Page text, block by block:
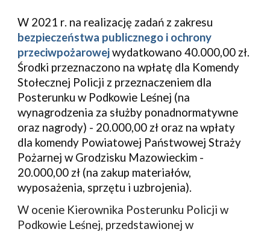
W 2021 r. na realizację zadań z zakresu
bezpieczeństwa publicznego i ochrony
przeciwpożarowej wydatkowano 40.000,00
Środki przeznaczono na wpłatę dla Komendy
Stołecznej Policji z przeznaczeniem dla
Posterunku w Podkowie Leśnej (na
wynagrodzenia za służby ponadnormatywne
oraz nagrody) - 20.000,00 zł oraz na wpłaty
dla komendy Powiatowej Państwowej Straży
Pożarnej w Grodzisku Mazowieckim -
20.000,00 zł (na zakup materiałów,
wyposażenia, sprzętu i uzbrojenia).
W ocenie Kierownika Posterunku Policji w
Podkowie Leśnej, przedstawionej w